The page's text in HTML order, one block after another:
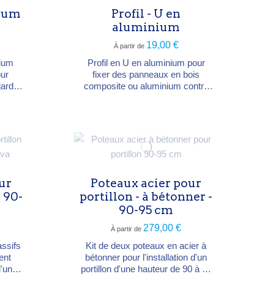
sans ancrage chimique.
(≈
Profil - U en
aluminium
À partir de 19,00 €
Profil en U en aluminium pour
fixer des panneaux en bois
composite ou aluminium contre
finition latérale. Section 4×3,5 cm,
longueurs 105, 192 ou 238 cm.
Anthracite (≈ RAL 7015) ou
90-
Poteaux acier pour
portillon - à bétonner -
90-95 cm
À partir de 279,00 €
Kit de deux poteaux en acier à
bétonner pour l'installation d'un
portillon d'une hauteur de 90 à 95